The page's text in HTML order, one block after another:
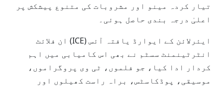
تیار کردہ مینو اور مشروبات کی متنوع پیشکش پر
اعلیٰ درجہ بندی حاصل ہوئی۔
ایئرلائن کے ایوارڈ یافتہ آئس (ICE) ان فلائٹ
انٹرٹینمنٹ سسٹم نے بھی اس کامیابی میں اہم
کردار ادا کیا، جو فلموں، ٹی وی پروگراموں،
موسیقی، پوڈکاسٹس، براہ راست کھیلوں اور